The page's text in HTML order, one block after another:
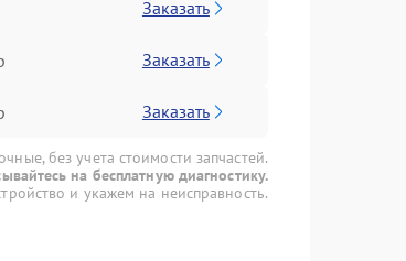
Заказать
Заказать
Заказать
без учета стоимости запчастей.
на бесплатную диагностику.
и укажем на неисправность.